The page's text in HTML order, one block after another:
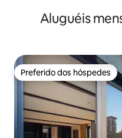
Aluguéis
Preferido dos hóspedes
Preferido dos hóspedes